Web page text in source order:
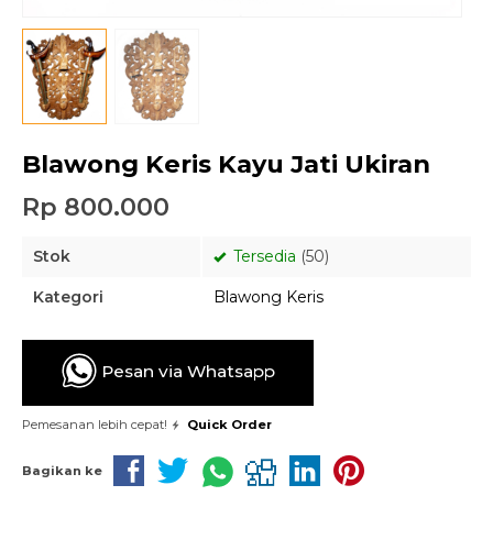
Blawong Keris Kayu Jati Ukiran
Rp 800.000
Stok Tersedia (50)
Kategori Blawong Keris
Pesan via Whatsapp
Pemesanan lebih cepat! Quick Order
Bagikan ke